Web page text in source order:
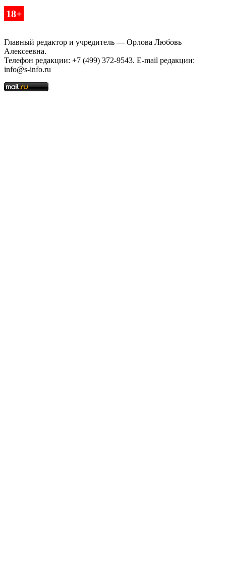
18+
Главный редактор и учредитель — Орлова Любовь
Алексеевна.
Телефон редакции: +7 (499) 372-9543. E-mail редакции:
info@s-info.ru